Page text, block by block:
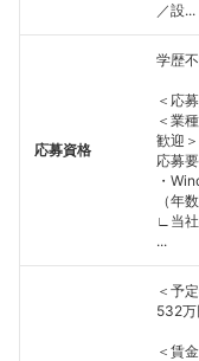
／設...
応募資格
学歴
＜応
＜業
歓迎＞
応募要
・
（年
∟当
...
＜予
532
＜賃